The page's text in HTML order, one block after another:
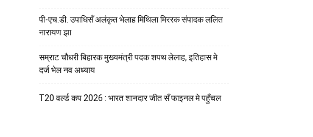
पी-एच.डी. उपाधिसँ अलंकृत भेलाह मिथिला मिररक संपादक ललित
नारायण झा
सम्राट चौधरी बिहारक मुख्यमंत्री पदक शपथ लेलाह, इतिहास मे
दर्ज भेल नव अध्याय
T20 वर्ल्ड कप 2026 : भारत शानदार जीत सँ फाइनल मे पहुँचल